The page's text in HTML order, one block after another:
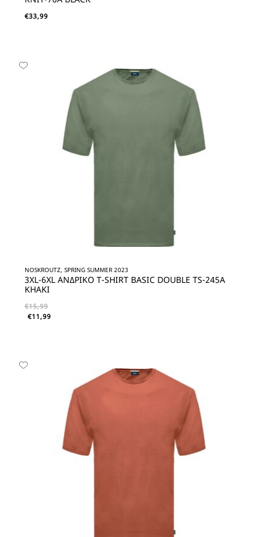
€33,99
NOSKROUTZ, SPRING SUMMER 2023
3XL-6XL ΑΝΔΡΙΚΟ T-SHIRT BASIC DOUBLE TS-245A
KHAKI
€15,99
€11,99